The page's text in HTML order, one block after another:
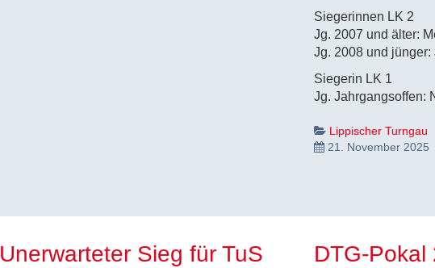
Siegerinnen LK 2
Jg. 2007 und älter:
Jg. 2008 und
Siegerin LK 1
Jg. Jahrgangsoffen:
Lippischer Turngau
21. November 2025
Unerwarteter Sieg für TuS
DTG-Pokal